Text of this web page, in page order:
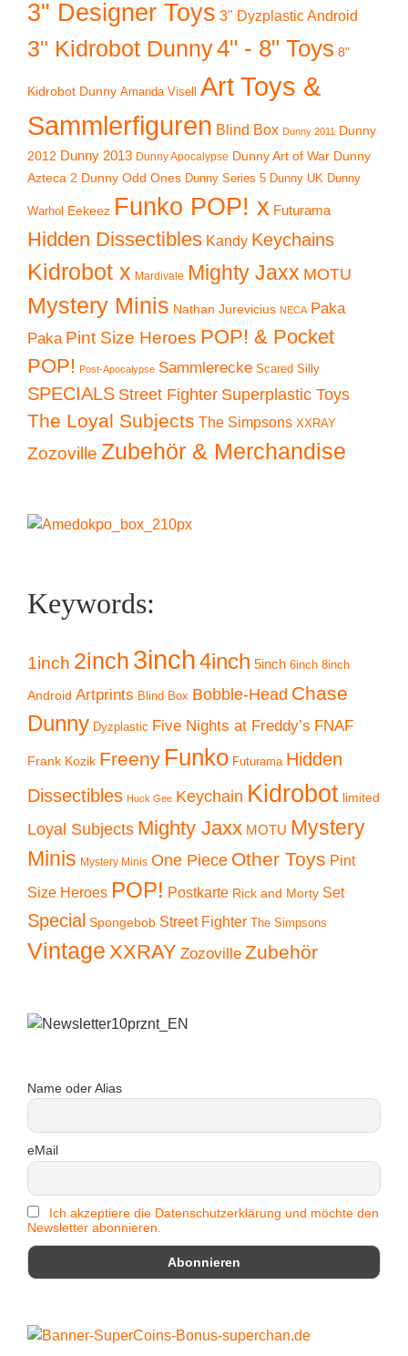
3" Designer Toys 3" Dyzplastic Android
3" Kidrobot Dunny4" - 8" Toys 8"
Kidrobot Dunny Amanda Visell Art Toys &
Sammlerfiguren Blind Box Dunny 2011 Dunny
2012 Dunny 2013 Dunny Apocalypse Dunny Art of War Dunny
Azteca 2 Dunny Odd Ones Dunny Series 5 Dunny UK Dunny
Warhol Eekeez Funko POP! x Futurama
Hidden Dissectibles Kandy Keychains
Kidrobot x Mardivale Mighty Jaxx MOTU
Mystery Minis Nathan Jurevicius NECA Paka
Paka Pint Size Heroes POP! & Pocket
POP! Post-Apocalypse Sammlerecke Scared Silly
SPECIALS Street Fighter Superplastic Toys
The Loyal Subjects The Simpsons XXRAY
Zozoville Zubehör & Merchandise
Keywords:
1inch 2inch 3inch4inch 5inch 6inch 8inch
Android Artprints Blind Box Bobble-Head Chase
Dunny Dyzplastic Five Nights at Freddy’s FNAF
Frank Kozik Freeny Funko Futurama Hidden
Dissectibles Huck Gee Keychain Kidrobot limited
Loyal Subjects Mighty Jaxx MOTU Mystery
Minis Mystery Minis One Piece Other Toys Pint
Size Heroes POP! Postkarte Rick and Morty Set
Special Spongebob Street Fighter The Simpsons
Vintage XXRAY Zozoville Zubehör
Name oder Alias
eMail
Ich akzeptiere die Datenschutzerklärung und möchte den
Newsletter abonnieren.